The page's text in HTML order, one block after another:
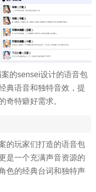
的sensei设计的语音包
典语音和独特音效，提
奇特癖好需求。
的玩家们打造的语音包
是一个充满声音资源的
色的经典台词和独特声